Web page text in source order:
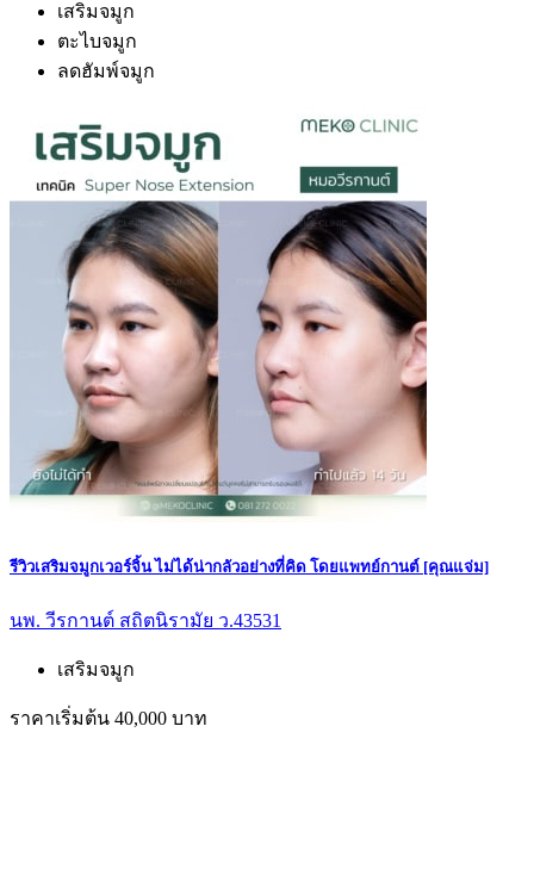
เสริมจมูก
ตะไบจมูก
ลดฮัมพ์จมูก
รีวิวเสริมจมูกเวอร์จิ้น ไม่ได้น่ากลัวอย่างที่คิด โดยแพทย์กานต์ [คุณแจ่ม]
นพ. วีรกานต์ สถิตนิรามัย ว.43531
เสริมจมูก
ราคาเริ่มต้น 40,000 บาท